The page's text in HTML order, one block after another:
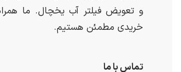
و تعویض فیلتر آب یخچال. ما
خریدی مطمئن هستیم.
تماس با ما